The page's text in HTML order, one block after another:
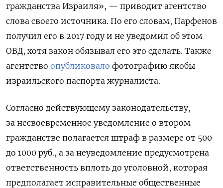
гражданства Израиля», — приводит агентство
слова своего источника. По его словам, Парфенов
получил его в 2017 году и не уведомил об этом
ОВД, хотя закон обязывал его это сделать. Также
агентство опубликовало фотографию якобы
израильского паспорта журналиста.
Согласно действующему законодательству,
за несвоевременное уведомление о втором
гражданстве полагается штраф в размере от 500
до 1000 руб., а за неуведомление предусмотрена
ответственность вплоть до уголовной, которая
предполагает исправительные общественные